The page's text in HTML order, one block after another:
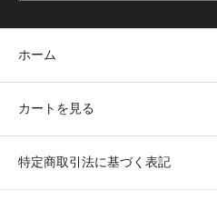
ホーム
カートを見る
特定商取引法に基づく表記